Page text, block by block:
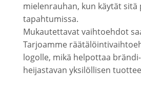
mielenrauhan, kun käytät sitä
tapahtumissa.
Mukautettavat vaihtoehdot
Tarjoamme
logolle, mikä helpottaa
heijastavan yksilöllisen